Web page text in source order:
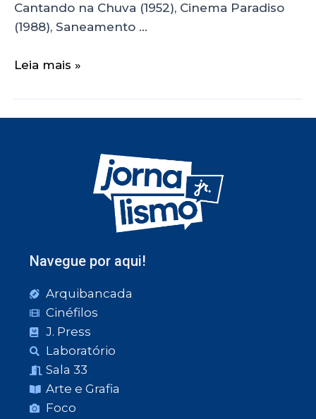
Cantando na Chuva (1952), Cinema Paradiso
(1988), Saneamento …
Leia mais »
Navegue por aqui!
Arquibancada
Cinéfilos
J. Press
Laboratório
Sala 33
Arte e Grafia
Foco